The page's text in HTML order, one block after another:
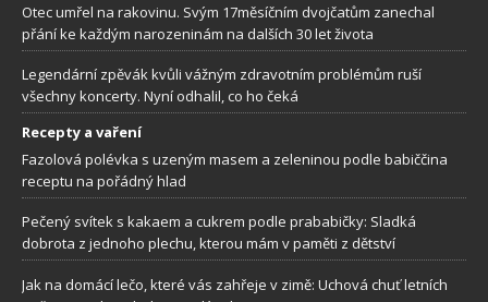
Otec umřel na rakovinu. Svým 17měsíčním dvojčatům zanechal
přání ke každým narozeninám na dalších 30 let života
Legendární zpěvák kvůli vážným zdravotním problémům ruší
všechny koncerty. Nyní odhalil, co ho čeká
Recepty a vaření
Fazolová polévka s uzeným masem a zeleninou podle babiččina
receptu na pořádný hlad
Pečený svítek s kakaem a cukrem podle prababičky: Sladká
dobrota z jednoho plechu, kterou mám v paměti z dětství
Jak na domácí lečo, které vás zahřeje v zimě: Uchová chuť letních